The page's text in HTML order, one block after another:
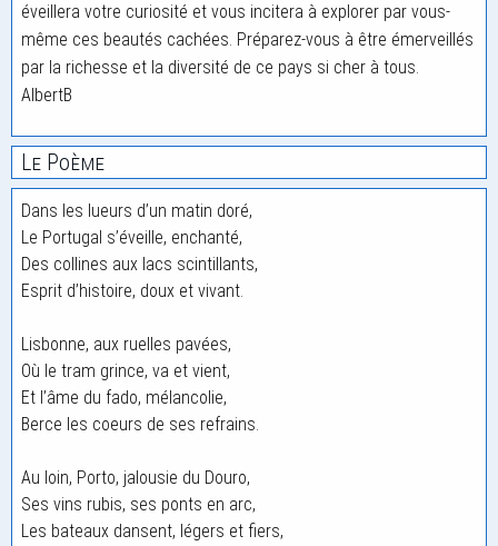
éveillera votre curiosité et vous incitera à explorer par vous-
même ces beautés cachées. Préparez-vous à être émerveillés
par la richesse et la diversité de ce pays si cher à tous.
AlbertB
Le Poème
Dans les lueurs d’un matin doré,
Le Portugal s’éveille, enchanté,
Des collines aux lacs scintillants,
Esprit d’histoire, doux et vivant.
Lisbonne, aux ruelles pavées,
Où le tram grince, va et vient,
Et l’âme du fado, mélancolie,
Berce les coeurs de ses refrains.
Au loin, Porto, jalousie du Douro,
Ses vins rubis, ses ponts en arc,
Les bateaux dansent, légers et fiers,